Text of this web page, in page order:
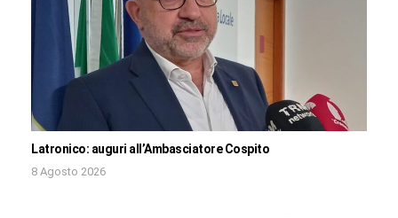
Latronico: auguri all’Ambasciatore Cospito
8 Agosto 2026